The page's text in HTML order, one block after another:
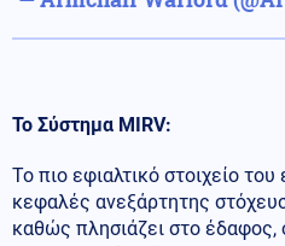
Το Σύστημα MIRV:
Το πιο εφιαλτικό στοιχείο
κεφαλές ανεξάρτητης
καθώς πλησιάζει στο έδαφος,